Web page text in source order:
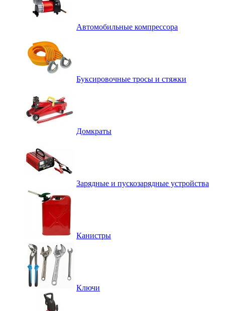
Автомобильные компрессора
Буксировочные тросы и стяжки
Домкраты
Зарядные и пускозарядные устройства
Канистры
Ключи